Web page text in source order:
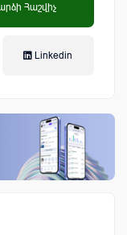
Հաշվիչ
Linkedin